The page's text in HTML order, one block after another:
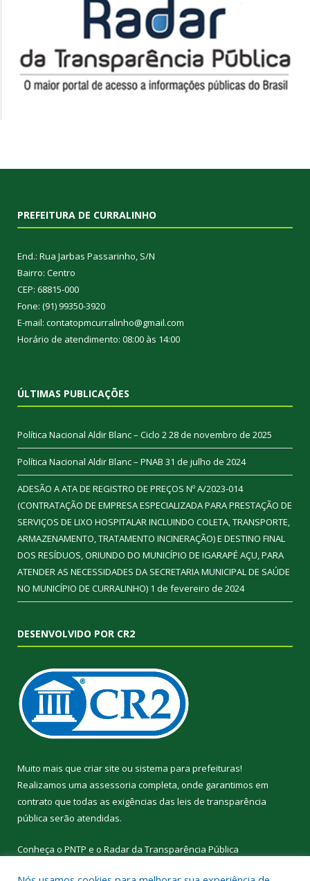
PREFEITURA DE CURRALINHO
End.: Rua Jarbas Passarinho, S/N
Bairro: Centro
CEP: 68815-000
Fone: (91) 99350-3920
E-mail: contatopmcurralinho@gmail.com
Horário de atendimento: 08:00 às 14:00
ÚLTIMAS PUBLICAÇÕES
Política Nacional Aldir Blanc – Ciclo 228 de novembro de 2025
Política Nacional Aldir Blanc – PNAB 31 de julho de 2024
ADESÃO A ATA DE REGISTRO DE PREÇOS Nº A/2023-014
(CONTRATAÇÃO DE EMPRESA ESPECIALIZADA PARA PRESTAÇÃO DE
SERVIÇOS DE LIXO HOSPITALAR INCLUINDO COLETA, TRANSPORTE,
ARMAZENAMENTO, TRATAMENTO INCINERAÇÃO) E DESTINO FINAL
DOS RESÍDUOS, ORIUNDO DO MUNICÍPIO DE IGARAPÉ AÇU, PARA
ATENDER AS NECESSIDADES DA SECRETARIA MUNICIPAL DE SAÚDE
NO MUNICÍPIO DE CURRALINHO) 1 de fevereiro de 2024
DESENVOLVIDO POR CR2
Muito mais que criar site ou sistema para prefeituras!
Realizamos uma assessoria completa, onde garantimos em
contrato que todas as exigências das leis de transparência
pública serão atendidas.
Conheça o PNTP e o Radar da Transparência Pública